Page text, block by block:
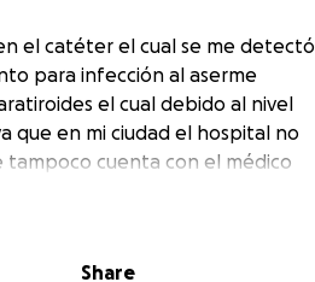
el catéter el cual se me detectó
para infección al aserme
el cual debido al nivel
que en mi ciudad el hospital no
tampoco cuenta con el médico
con ella sin fatigarme y disfrutar
Share